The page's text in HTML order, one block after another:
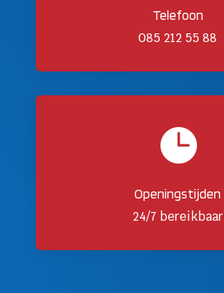
Telefoon
085 212 55 88

Openingstijden
24/7 bereikbaar